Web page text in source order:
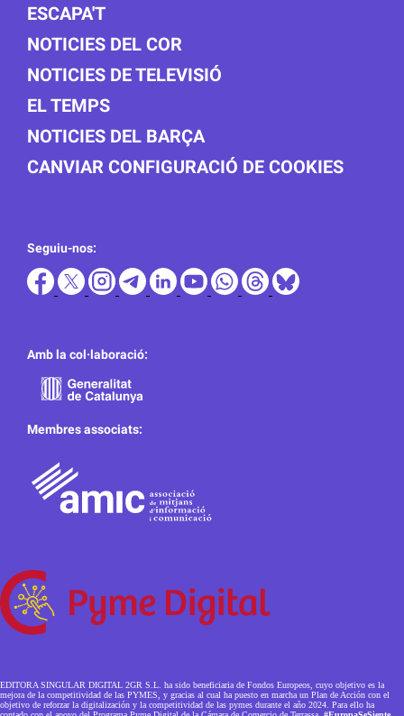
ESCAPA'T
NOTICIES DEL COR
NOTICIES DE TELEVISIÓ
EL TEMPS
NOTICIES DEL BARÇA
CANVIAR CONFIGURACIÓ DE COOKIES
Seguiu-nos:
Amb la col·laboració:
Membres associats:
EDITORA SINGULAR DIGITAL 2GR S.L. ha sido beneficiaria de Fondos Europeos, cuyo objetivo es la
mejora de la competitividad de las PYMES, y gracias al cual ha puesto en marcha un Plan de Acción con el
objetivo de reforzar la digitalización y la competitividad de las pymes durante el año 2024. Para ello ha